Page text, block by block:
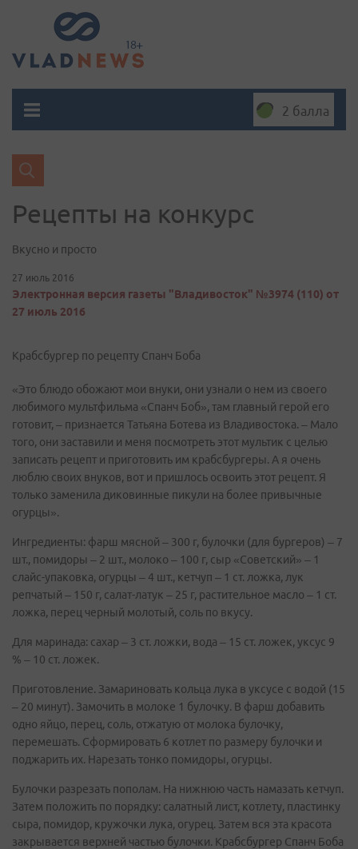
2 балла
​Рецепты на конкурс
Вкусно и просто
27 июль 2016
Электронная версия газеты "Владивосток" №3974 (110) от
27 июль 2016
Крабсбургер по рецепту Спанч Боба
«Это блюдо обожают мои внуки, они узнали о нем из своего
любимого мультфильма «Спанч Боб», там главный герой его
готовит, – признается Татьяна Ботева из Владивостока. – Мало
того, они заставили и меня посмотреть этот мультик с целью
записать рецепт и приготовить им крабсбургеры. А я очень
люблю своих внуков, вот и пришлось освоить этот рецепт. Я
только заменила диковинные пикули на более привычные
огурцы».
Ингредиенты: фарш мясной – 300 г, булочки (для бургеров) – 7
шт., помидоры – 2 шт., молоко – 100 г, сыр «Советский» – 1
слайс-упаковка, огурцы – 4 шт., кетчуп – 1 ст. ложка, лук
репчатый – 150 г, салат-латук – 25 г, растительное масло – 1 ст.
ложка, перец черный молотый, соль по вкусу.
Для маринада: сахар – 3 ст. ложки, вода – 15 ст. ложек, уксус 9
% – 10 ст. ложек.
Приготовление. Замариновать кольца лука в уксусе с водой (15
– 20 минут). Замочить в молоке 1 булочку. В фарш добавить
одно яйцо, перец, соль, отжатую от молока булочку,
перемешать. Сформировать 6 котлет по размеру булочки и
поджарить их. Нарезать тонко помидоры, огурцы.
Булочки разрезать пополам. На нижнюю часть намазать кетчуп.
Затем положить по порядку: салатный лист, котлету, пластинку
сыра, помидор, кружочки лука, огурец. Затем вся эта красота
закрывается верхней частью булочки. Крабсбургер Спанч Боба